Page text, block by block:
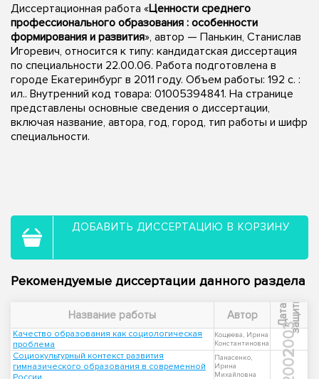
Диссертационная работа «Ценности среднего
профессионального образования : особенности
формирования и развития», автор — Панькин, Станислав
Игоревич, относится к типу: кандидатская диссертация
по специальности 22.00.06. Работа подготовлена в
городе Екатеринбург в 2011 году. Объем работы: 192 с. :
ил.. Внутренний код товара: 01005394841. На странице
представлены основные сведения о диссертации,
включая название, автора, год, город, тип работы и шифр
специальности.
ДОБАВИТЬ ДИССЕРТАЦИЮ В КОРЗИНУ
Рекомендуемые диссертации данного раздела
Название работы Автор Д
а
т
а
з
а
щ
и
ты
Качество образования как социологическая
проблема
Кощеева, Ирина
Константиновна
2003
Социокультурный контекст развития
гимназического образования в современной
Панасенко,
Ирина
Михайловна
2002